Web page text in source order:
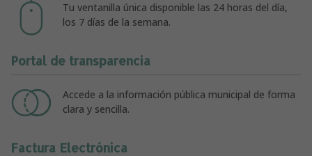
Tu ventanilla única disponible las 24 horas del día,
los 7 días de la semana.
Portal de transparencia
Accede a la información pública municipal de forma
clara y sencilla.
Factura Electrónica